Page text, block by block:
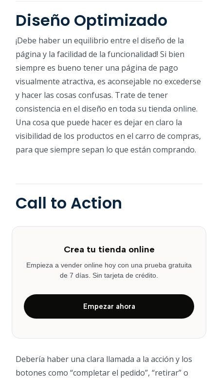
Diseño Optimizado
¡Debe haber un equilibrio entre el diseño de la
página y la facilidad de la funcionalidad! Si bien
siempre es bueno tener una página de pago
visualmente atractiva, es aconsejable no excederse
y hacer las cosas confusas. Trate de tener
consistencia en el diseño en toda su tienda online.
Una cosa que puede hacer es dejar en claro la
visibilidad de los productos en el carro de compras,
para que siempre sepan lo que están comprando.
Call to Action
Crea tu tienda online
Empieza a vender online hoy con una prueba gratuita
de 7 días. Sin tarjeta de crédito.
Empezar ahora
Debería haber una clara llamada a la acción y los
botones como “completar el pedido”, “retirar” o